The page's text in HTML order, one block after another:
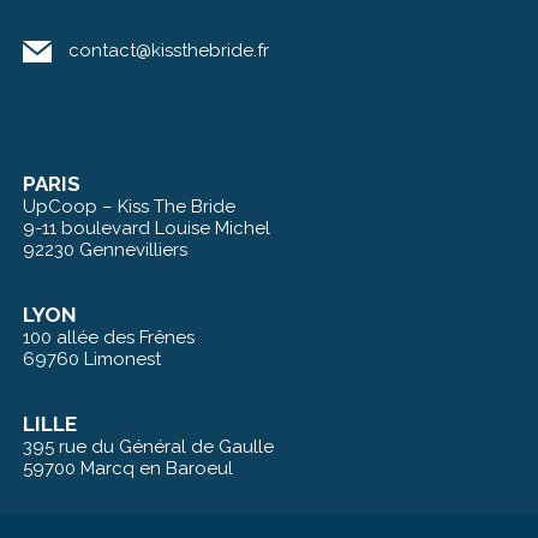
contact@kissthebride.fr
PARIS
UpCoop – Kiss The Bride
9-11 boulevard Louise Michel
92230 Gennevilliers
LYON
100 allée des Frênes
69760 Limonest
LILLE
395 rue du Général de Gaulle
59700 Marcq en Baroeul